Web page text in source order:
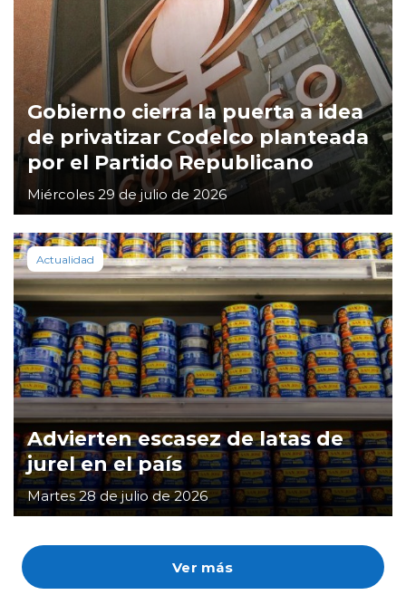
Ver más
Gobierno cierra la puerta a idea
de privatizar Codelco planteada
por el Partido Republicano
Miércoles 29 de julio de 2026
Actualidad
Advierten escasez de latas de
jurel en el país
Martes 28 de julio de 2026